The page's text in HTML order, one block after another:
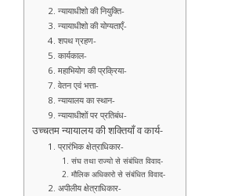
2. न्यायाधीशो की नियुक्ति-
3. न्यायाधीशो की योग्यताएँ-
4. शपथ ग्रहण-
5. कार्यकाल-
6. महाभियोग की प्रक्रिया-
7. वेतन एवं भत्ता-
8. न्यायालय का स्थान-
9. न्यायाधीशों पर प्रतिबंध-
उच्चतम न्यायालय की शक्तियाँ व कार्य-
1. प्रारंभिक क्षेत्राधिकार-
1. संघ तथा राज्यो से संबंधित विवाद-
2. मौलिक अधिकारो से संबंधित विवाद-
2. अपीलीय क्षेत्राधिकार-